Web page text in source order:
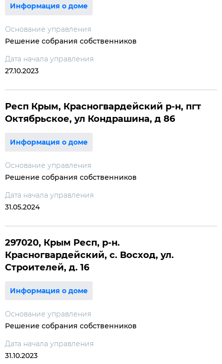
Информация о доме
Основание управления
Решение собрания собственников
Дата начала управления
27.10.2023
Респ Крым, Красногвардейский р-н, пгт
Октябрьское, ул Кондрашина, д 86
Информация о доме
Основание управления
Решение собрания собственников
Дата начала управления
31.05.2024
297020, Крым Респ, р-н.
Красногвардейский, с. Восход, ул.
Строителей, д. 16
Информация о доме
Основание управления
Решение собрания собственников
Дата начала управления
31.10.2023